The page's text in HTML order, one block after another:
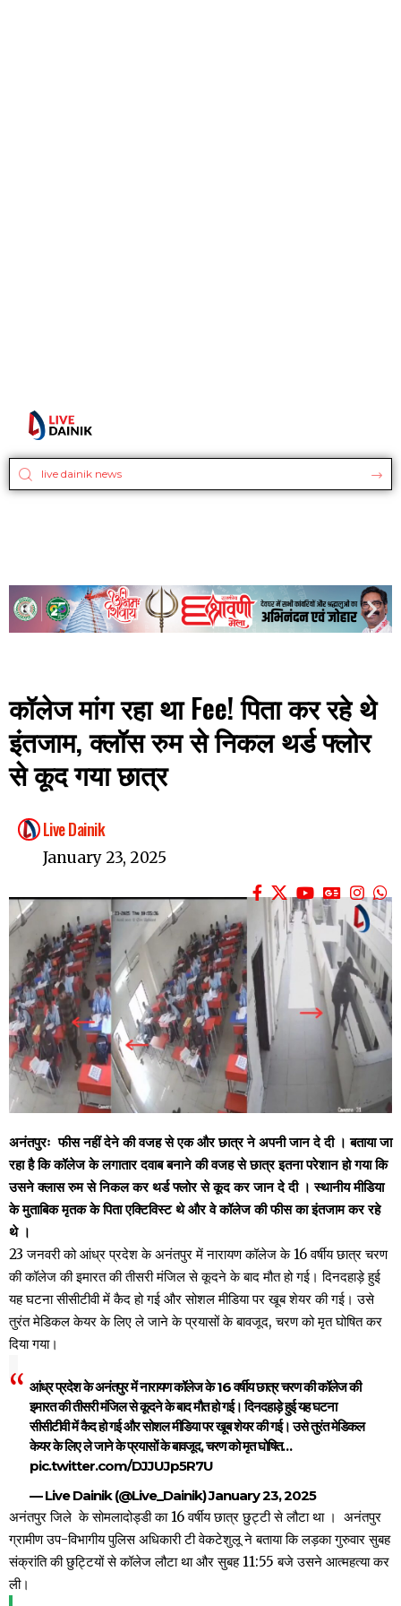
कॉलेज मांग रहा था Fee! पिता कर रहे थे
इंतजाम, क्लॉस रुम से निकल थर्ड फ्लोर
से कूद गया छात्र
Live Dainik
January 23, 2025
अनंतपुरः फीस नहीं देने की वजह से एक और छात्र ने अपनी जान दे दी । बताया जा
रहा है कि कॉलेज के लगातार दवाब बनाने की वजह से छात्र इतना परेशान हो गया कि
उसने क्लास रुम से निकल कर थर्ड फ्लोर से कूद कर जान दे दी । स्थानीय मीडिया
के मुताबिक मृतक के पिता एक्टिविस्ट थे और वे कॉलेज की फीस का इंतजाम कर रहे
थे ।
23 जनवरी को आंध्र प्रदेश के अनंतपुर में नारायण कॉलेज के 16 वर्षीय छात्र चरण
की कॉलेज की इमारत की तीसरी मंजिल से कूदने के बाद मौत हो गई। दिनदहाड़े हुई
यह घटना सीसीटीवी में कैद हो गई और सोशल मीडिया पर खूब शेयर की गई। उसे
तुरंत मेडिकल केयर के लिए ले जाने के प्रयासों के बावजूद, चरण को मृत घोषित कर
दिया गया।
आंध्र प्रदेश के अनंतपुर में नारायण कॉलेज के 16 वर्षीय छात्र चरण की कॉलेज की
इमारत की तीसरी मंजिल से कूदने के बाद मौत हो गई। दिनदहाड़े हुई यह घटना
सीसीटीवी में कैद हो गई और सोशल मीडिया पर खूब शेयर की गई। उसे तुरंत मेडिकल
केयर के लिए ले जाने के प्रयासों के बावजूद, चरण को मृत घोषित…
pic.twitter.com/DJJUJp5R7U
— Live Dainik (@Live_Dainik)January 23, 2025
अनंतपुर जिले के सोमलादोड्डी का 16 वर्षीय छात्र छुट्टी से लौटा था । अनंतपुर
ग्रामीण उप-विभागीय पुलिस अधिकारी टी वेकटेशुलू ने बताया कि लड़का गुरुवार सुबह
संक्रांति की छुट्टियों से कॉलेज लौटा था और सुबह 11:55 बजे उसने आत्महत्या कर
ली।